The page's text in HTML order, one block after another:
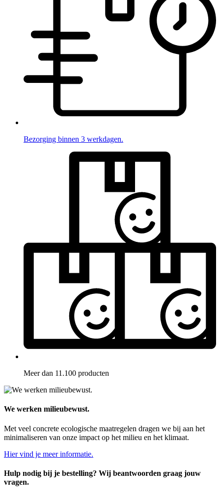
Bezorging binnen 3 werkdagen.
Meer dan 11.100 producten
We werken milieubewust.
Met veel concrete ecologische maatregelen dragen we bij aan het
minimaliseren van onze impact op het milieu en het klimaat.
Hier vind je meer informatie.
Hulp nodig bij je bestelling? Wij beantwoorden graag jouw
vragen.